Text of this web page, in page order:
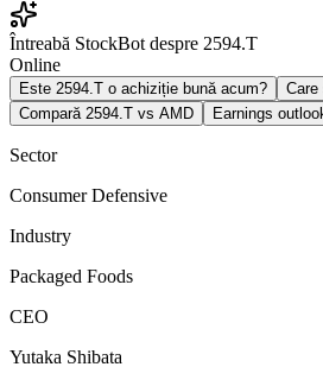
Întreabă StockBot despre 2594.T
Online
Este 2594.T o achiziție bună acum?
Care
Compară 2594.T vs AMD
Earnings
Sector
Consumer Defensive
Industry
Packaged Foods
CEO
Yutaka Shibata